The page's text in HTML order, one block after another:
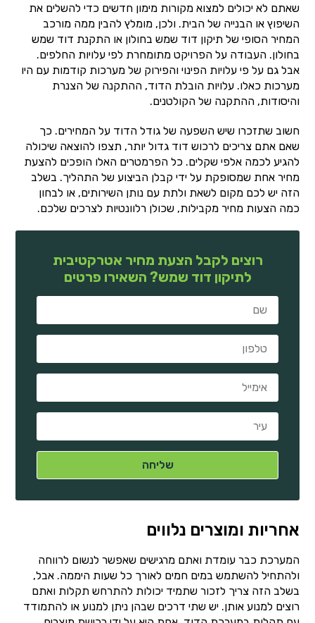
שאתם לא יכולים למצוא מקורות מימון חדשים כדי להשלים את
השיפוץ או הבנייה של הבית. ולכן, מומלץ להבין ממה מורכב
המחיר הסופי של תיקון דוד שמש בחולון או התקנת דוד שמש
בחולון. העבודה על הפרויקט מתומחרת לפי עלויות החלפים.
אבל גם על פי עלויות הפינוי והפירוק של מערכות קודמות עם היו
מערכות כאלו. עלויות הובלת הדוד, ההתקנה של הצנרת
והיסודות, ההתקנה של הקולטנים.
חשוב שתזכרו שיש השפעה של גודל הדוד על המחירים. כך
שאם אתם צריכים לרכוש דוד גדול יותר, תצפו להוצאה שיכולה
להגיע לכמה אלפי שקלים. כל הפרמטרים האלו הופכים להצעת
מחיר אחת שמסופקת על ידי קבלן הביצוע של התהליך. בשלב
הזה יש לכם מקום לשאת ולתת עם נותן השירותים, או לבחון
כמה הצעות מחיר מקבילות, שכולן רלוונטיות לצרכים שלכם.
רוצים לקבל הצעת מחיר אטרקטיבית
לתיקון דוד שמש? השאירו פרטים
אחריות ומוצרים נלווים
המערכת כבר עומדת ואתם מרגישים שאפשר לנשום לרווחה
ולהתחיל להשתמש במים חמים לאורך כל שעות היממה. אבל,
בשלב הזה צריך לזכור שתמיד יכולות להתרחש תקלות ואתם
רוצים למנוע אותן. יש שתי דרכים שבהן ניתן למנוע או להתמודד